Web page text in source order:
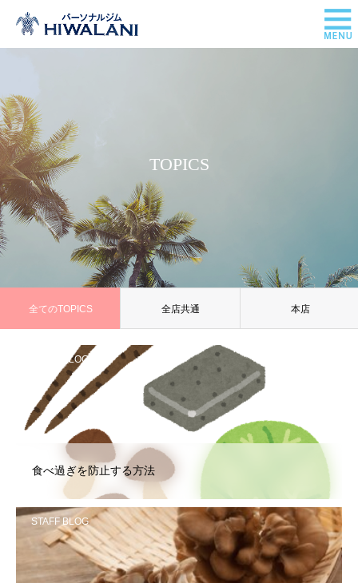
TOPICS
全てのTOPICS 全店共通 本店
STAFF BLOG
食べ過ぎを防止する方法
STAFF BLOG